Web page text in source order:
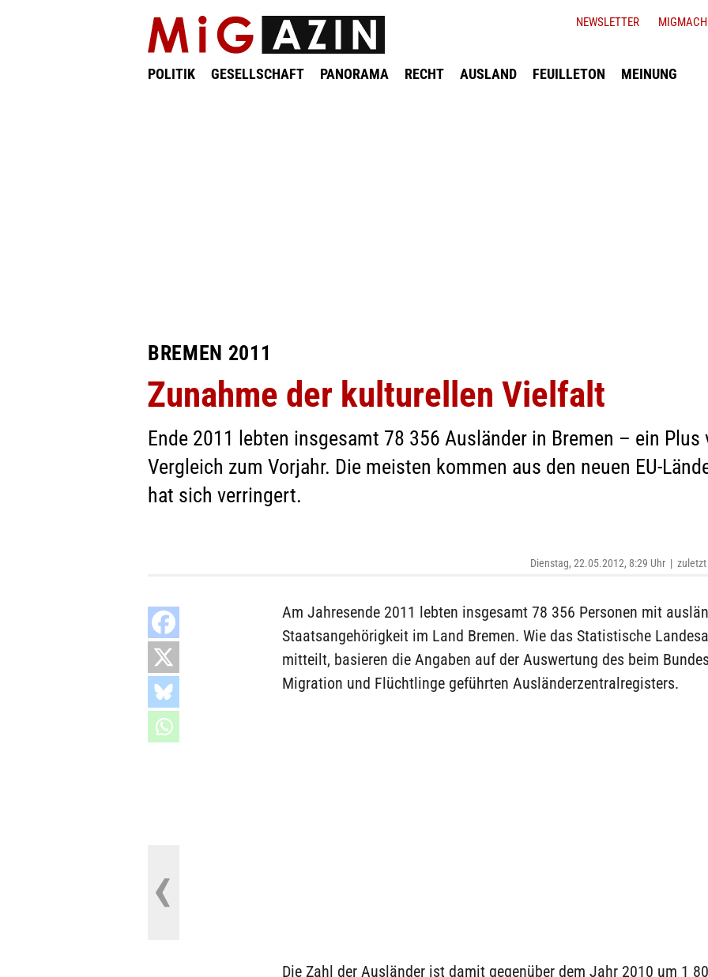
POLITIK GESELLSCHAFT PANORAMA RECHT AUSLAND FEUILLETON MEINUNG
NEWSLETTER
BREMEN 2011
Zunahme der kulturellen Vielfalt
Ende 2011 lebten insgesamt 78 356 Ausländer in Bremen – ein Plus
Vergleich zum Vorjahr. Die meisten kommen aus den neuen EU-
hat sich verringert.
Dienstag, 22.05.2012, 8:29 Uhr | zuletzt
Am Jahresende 2011 lebten insgesamt 78 356 Personen mit
Staatsangehörigkeit im Land Bremen. Wie das Statistische
mitteilt, basieren die Angaben auf der Auswertung des beim
Migration und Flüchtlinge geführten Ausländerzentralregisters.
Die Zahl der Ausländer ist damit gegenüber dem Jahr 2010 um 1